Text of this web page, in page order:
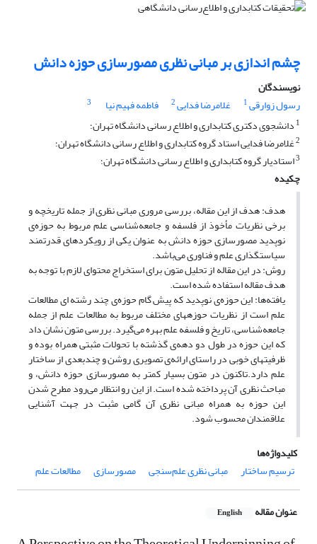
چشم اندازی بر مبانی نظری مصورسازی حوزه دانش
نویسندگان
رسول زوارقی1 غلامرضا فدایی2 فاطمه فهیم نیا
3
1 دانشجوی دکتری کتابداری و اطلاع رسانی دانشگاه تهران؛
2غلامرضا فدایی استاد گروه کتابداری و اطلاع رسانی دانشگاه تهران؛
3استادیار گروه کتابداری و اطلاع رسانی دانشگاه تهران؛
چکیده
هدف: هدف از این مقاله، بررسی مروری مبانی نظری از جمله تاریخچه و
برخی نظریات مأخوذ از فلسفه و جامعه‌‌شناسی علم مربوط به حوزه‌ی
نوپدید مصورسازی حوزه دانش به عنوان یکی از رویکردهای قدرتمند
سیاستگذاری علم و فناوری می‌باشد.
روش: در این مقاله از تحلیل متون برای استخراج محتوای لازم با توجه به
هدف مقاله استفاده شده است.
یافته‌ها: این حوزه‌ی نوپدید که پیش گام حوزه‌ی چند رشته ای مطالعات
علم است از نظریات حوزه‏های مختلف مربوط به مطالعات علم از جمله
جامعه‌شناسی، تاریخ و فلسفه علم بهره می‌گیرد. بررسی متون نشان داد
که این حوزه در طول دو دهه‌ی گذشته با تحولات مثبتی همراه بوده و
ظرفیت‏های خوبی در راستای ارائه‌ی تصویری روشن و چندبعدی از ساختار
علم دارد.تاکنون در متون بسیار کمتر به مصورسازی حوزه دانش، و
مباحث نظری آن پرداخته شده است. از این رو انتظار می‌رود مطرح شدن
این حوزه به همراه مبانی نظری آن گامی مثبت در جهت آشنایی
علاقمندان محسوب شود.
کلیدواژه‌ها
ترسیم ساختار
مبانی نظری علم‌سنجی مصورسازی مطالعات علم
عنوان مقاله English